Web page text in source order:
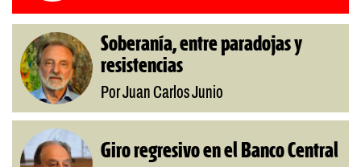
Soberanía, entre paradojas y
resistencias
Por Juan Carlos Junio
Giro regresivo en el Banco Central